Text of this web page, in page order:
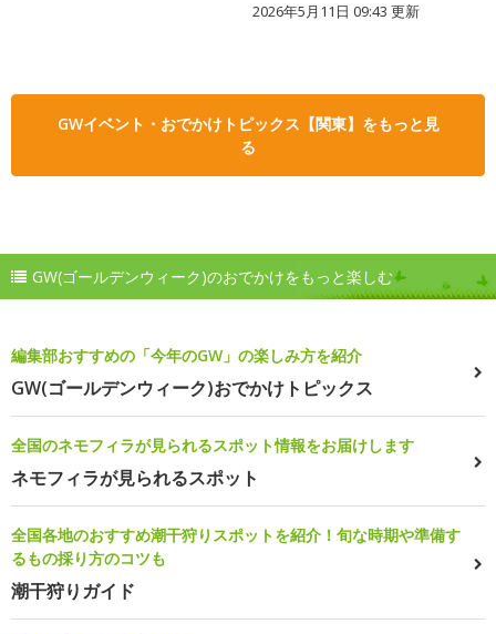
2026年5月11日 09:43 更新
GWイベント・おでかけトピックス【関東】をもっと見
る
GW(ゴールデンウィーク)のおでかけをもっと楽しむ
編集部おすすめの「今年のGW」の楽しみ方を紹介
GW(ゴールデンウィーク)おでかけトピックス
全国のネモフィラが見られるスポット情報をお届けします
ネモフィラが見られるスポット
全国各地のおすすめ潮干狩りスポットを紹介！旬な時期や準備す
るもの採り方のコツも
潮干狩りガイド